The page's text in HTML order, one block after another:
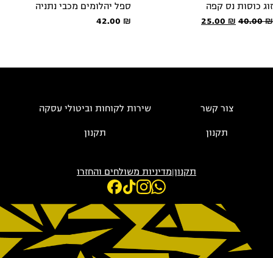
זוג כוסות נס קפה
40.00₪
המחיר
25.00 ₪
ספל יהלומים מכבי נתניה
42.00 ₪
צור קשר שירות לקוחות וביטולי עסקה
תקנון תקנון
תקנון|מדיניות משולחים והחזרו